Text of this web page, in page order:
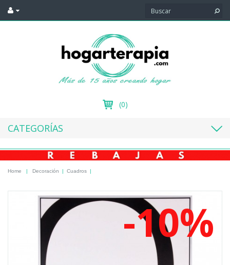
(0)
CATEGORÍAS
Home | Decoración | Cuadros |
-10%